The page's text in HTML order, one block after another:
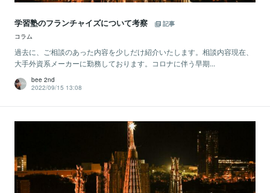
学習塾のフランチャイズについて考察
記事
コラム
過去に、ご相談のあった内容を少しだけ紹介いたします。相談内容現在、
大手外資系メーカーに勤務しております。コロナに伴う早期...
bee 2nd
2022/09/15 13:08